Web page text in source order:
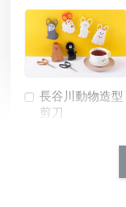
長谷川動物造型
剪刀